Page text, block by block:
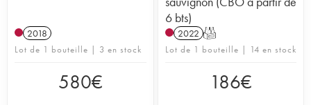
2018
Lot de 1 bouteille | 3 en stock
580€
6 bts)
2022 T
Lot de 1 bouteille | 14 en stock
186€